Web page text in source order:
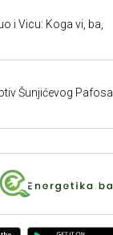
i Vicu: Koga vi, ba,
Šunjićevog Pafosa